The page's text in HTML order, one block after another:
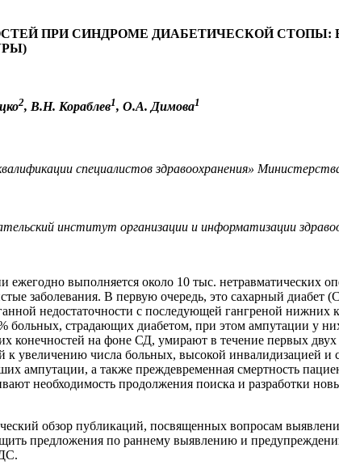
ПРИ СИНДРОМЕ ДИАБЕТИЧЕСКОЙ
2, В.Н. Кораблев1, О.А. Димова1
специалистов здравоохранения» Министерства
институт организации и информатизации
ежегодно выполняется около 10 тыс. нетравматических
заболевания. В первую очередь, это сахарный
недостаточности с последующей гангреной
больных, страдающих диабетом, при этом ампутации у
на фоне СД, умирают в течение первых двух
к увеличению числа больных, высокой инвалидизацией
ампутации, а также преждевременная смертность
необходимость продолжения поиска и разработки
обзор публикаций, посвященных вопросам
предложения по раннему выявлению и